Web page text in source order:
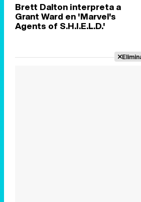
Brett Dalton interpreta a
Grant Ward en 'Marvel's
Agents of S.H.I.E.L.D.'